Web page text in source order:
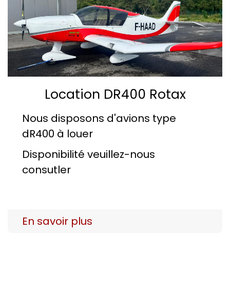
Location DR400 Rotax
Nous disposons d'avions type
dR400 à louer
Disponibilité veuillez-nous
consutler
En savoir plus